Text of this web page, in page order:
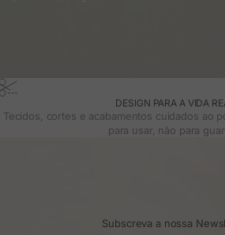
DESIGN PARA A VIDA
Tecidos, cortes e acabamentos cuidados ao
para usar, não para
Subscreva a nossa